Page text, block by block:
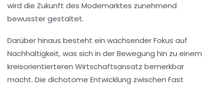
wird die Zukunft des Modemarktes zunehmend
bewusster gestaltet.
Darüber hinaus besteht ein wachsender Fokus auf
Nachhaltigkeit, was sich in der Bewegung hin zu einem
kreisorientierteren Wirtschaftsansatz bemerkbar
macht. Die dichotome Entwicklung zwischen Fast